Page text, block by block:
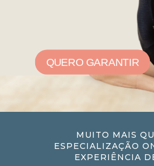
QUERO GARANTIR
MUITO MAIS
ESPECIALIZAÇÃO
EXPERIÊNCIA